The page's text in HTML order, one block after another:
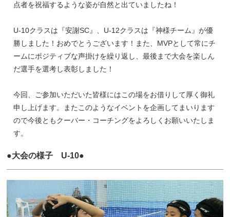
点者を祝福するような姿が自然と出ていましたね！
U-10クラスは『安謝SC』、U-12クラスは『神様チーム』が優
勝しました！おめでとうございます！また、MVPとして常にチ
ームにポジティブな声掛けを繰り返し、最後まで大会を楽しん
だ選手を選考し表彰しました！
今回、ご参加いただいた皆様にはこの場をお借りして厚く御礼
申し上げます。またこのようなイベントを企画してまいります
ので今後ともクーバー・コーチングをよろしくお願いいたしま
す。
●大会の様子 U-10●